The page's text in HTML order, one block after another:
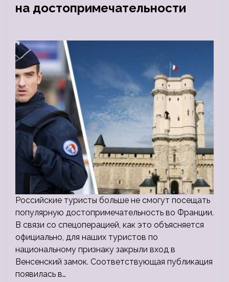
на достопримечательности
Российские туристы больше не смогут посещать
популярную достопримечательность во Франции.
В связи со спецоперацией, как это объясняется
официально, для наших туристов по
национальному признаку закрыли вход в
Венсенский замок. Соответствующая публикация
появилась в…